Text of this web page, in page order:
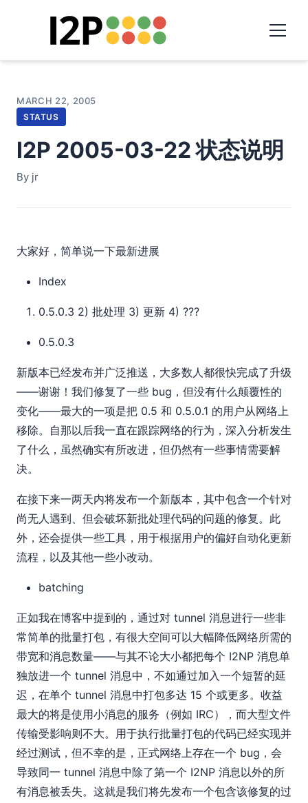
MARCH 22, 2005
STATUS
I2P 2005-03-22 状态说明
By jr
大家好，简单说一下最新进展
Index
0.5.0.3 2) 批处理 3) 更新 4) ???
0.5.0.3
新版本已经发布并广泛推送，大多数人都很快完成了升级
——谢谢！我们修复了一些 bug，但没有什么颠覆性的
变化——最大的一项是把 0.5 和 0.5.0.1 的用户从网络上
移除。自那以后我一直在跟踪网络的行为，深入分析发生
了什么，虽然确实有所改进，但仍然有一些事情需要解
决。
在接下来一两天内将发布一个新版本，其中包含一个针对
尚无人遇到、但会破坏新批处理代码的问题的修复。此
外，还会提供一些工具，用于根据用户的偏好自动化更新
流程，以及其他一些小改动。
batching
正如我在博客中提到的，通过对 tunnel 消息进行一些非
常简单的批量打包，有很大空间可以大幅降低网络所需的
带宽和消息数量——与其不论大小都把每个 I2NP 消息单
独放进一个 tunnel 消息中，不如通过加入一个短暂的延
迟，在单个 tunnel 消息中打包多达 15 个或更多。收益
最大的将是使用小消息的服务（例如 IRC），而大型文件
传输受影响则不大。用于执行批量打包的代码已经实现并
经过测试，但不幸的是，正式网络上存在一个 bug，会
导致同一 tunnel 消息中除了第一个 I2NP 消息以外的所
有消息被丢失。这就是我们将先发布一个包含该修复的过